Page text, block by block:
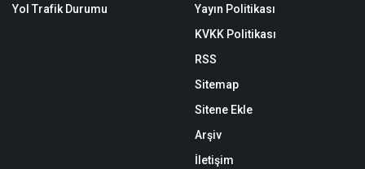
Yol Trafik Durumu
Yayın Politikası
KVKK Politikası
RSS
Sitemap
Sitene Ekle
Arşiv
İletişim